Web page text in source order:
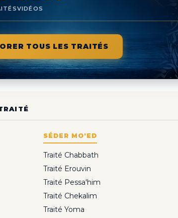
VIDÉOS
TOUS LES TRAITÉS
SÉDER MO'ED
Traité Chabbath
Traité Erouvin
Traité Pessa'him
Traité Chekalim
Traité Yoma